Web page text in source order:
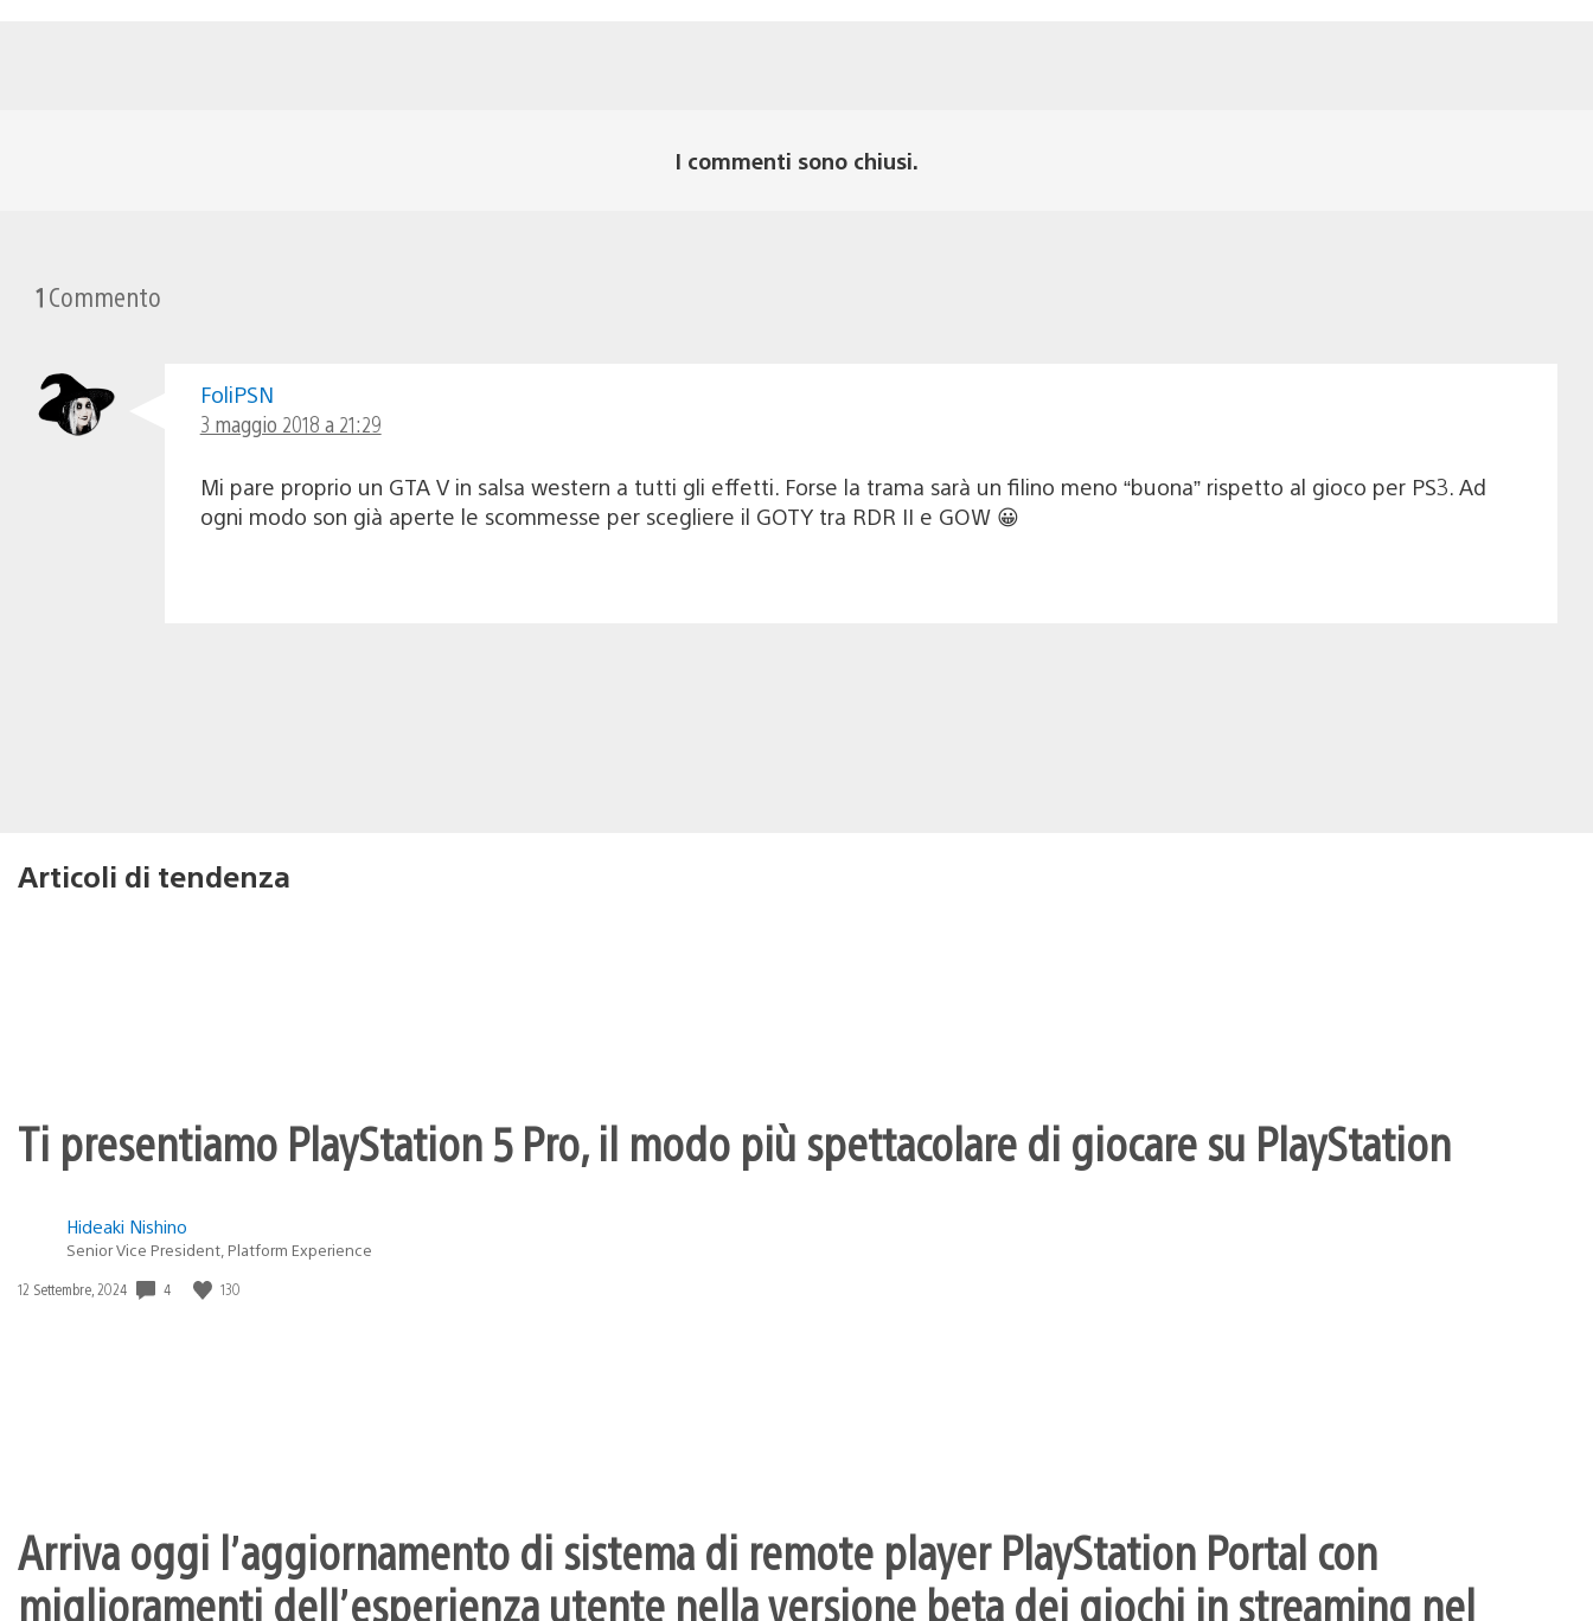
I commenti sono chiusi.
1 Commento
FoliPSN
3 maggio 2018 a 21:29
Mi pare proprio un GTA V in salsa western a tutti gli effetti. Forse la trama sarà un filino meno “buona” rispetto al gioco per PS3. Ad
ogni modo son già aperte le scommesse per scegliere il GOTY tra RDR II e GOW 😀
Articoli di tendenza
Ti presentiamo PlayStation 5 Pro, il modo più spettacolare di giocare su PlayStation
Hideaki Nishino
Senior Vice President, Platform Experience
Data
12 Settembre, 2024 4 130
Arriva oggi l’aggiornamento di sistema di remote player PlayStation Portal con
miglioramenti dell’esperienza utente nella versione beta dei giochi in streaming nel